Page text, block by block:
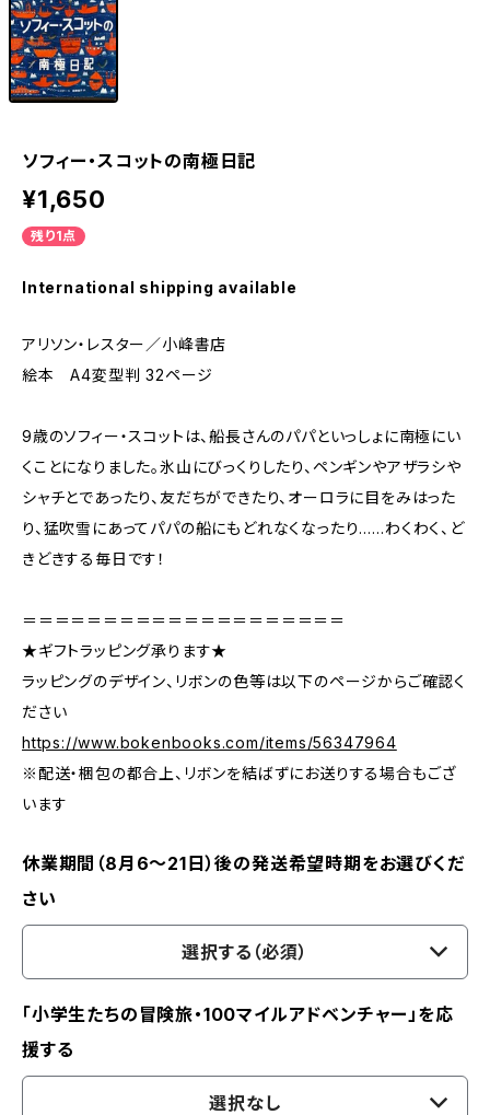
ソフィー・スコットの南極日記
¥1,650
残り1点
International shipping available
アリソン・レスター／小峰書店
絵本 A4変型判 32ページ
9歳のソフィー・スコットは、船長さんのパパといっしょに南極にい
くことになりました。氷山にびっくりしたり、ペンギンやアザラシや
シャチとであったり、友だちができたり、オーロラに目をみはった
り、猛吹雪にあってパパの船にもどれなくなったり……わくわく、ど
きどきする毎日です！
＝＝＝＝＝＝＝＝＝＝＝＝＝＝＝＝＝＝＝＝
★ギフトラッピング承ります★
ラッピングのデザイン、リボンの色等は以下のページからご確認く
ださい
https://www.bokenbooks.com/items/56347964
※配送・梱包の都合上、リボンを結ばずにお送りする場合もござ
います
休業期間（8月6〜21日）後の発送希望時期をお選びくだ
さい
選択する（必須）
「小学生たちの冒険旅・100マイルアドベンチャー」を応
援する
選択なし